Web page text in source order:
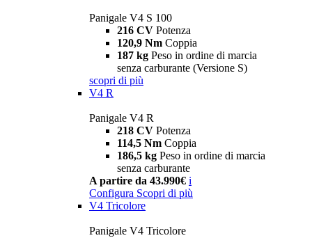
Panigale V4 S 100
216 CV Potenza
120,9 Nm Coppia
187 kg Peso in ordine di marcia
senza carburante (Versione S)
scopri di più
V4 R
Panigale V4 R
218 CV Potenza
114,5 Nm Coppia
186,5 kg Peso in ordine di marcia
senza carburante
A partire da 43.990€ i
Configura Scopri di più
V4 Tricolore
Panigale V4 Tricolore